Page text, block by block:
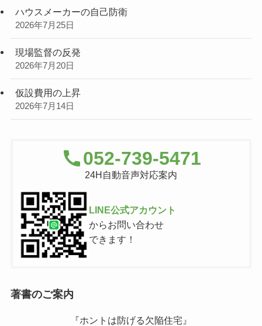
ハウスメーカーの自己防衛
2026年7月25日
現場監督の反発
2026年7月20日
仮設費用の上昇
2026年7月14日
052-739-5471
24H自動音声対応案内
LINE公式アカウント
からお問い合わせ
できます！
著書のご案内
『ホントは防げる欠陥住宅』